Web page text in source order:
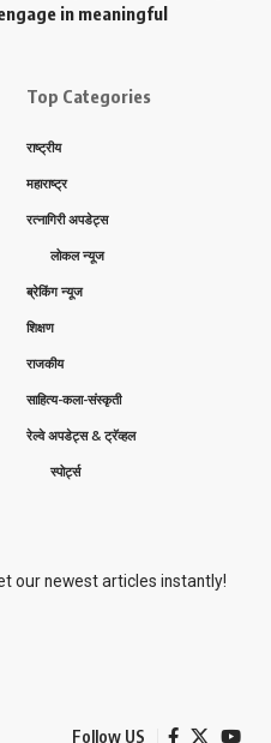
in meaningful
Top Categories
राष्ट्रीय
महाराष्ट्र
रत्नागिरी अपडेट्स
लोकल न्यूज
ब्रेकिंग न्यूज
शिक्षण
राजकीय
साहित्य-कला-संस्कृती
रेल्वे अपडेट्स & ट्रॅव्हल
स्पोर्ट्स
our newest articles instantly!
Follow US